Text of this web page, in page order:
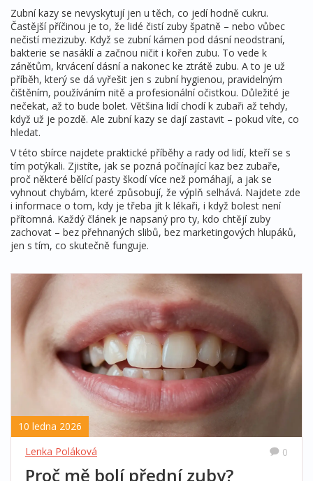
Zubní kazy se nevyskytují jen u těch, co jedí hodně cukru.
Častější příčinou je to, že lidé čistí zuby špatně – nebo vůbec
nečistí mezizuby. Když se zubní kámen pod dásní neodstraní,
bakterie se nasáklí a začnou ničit i kořen zubu. To vede k
zánětům, krvácení dásní a nakonec ke ztrátě zubu. A to je už
příběh, který se dá vyřešit jen s zubní hygienou, pravidelným
čištěním, používáním nitě a profesionální očistkou. Důležité je
nečekat, až to bude bolet. Většina lidí chodí k zubaři až tehdy,
když už je pozdě. Ale zubní kazy se dají zastavit – pokud víte, co
hledat.
V této sbírce najdete praktické příběhy a rady od lidí, kteří se s
tím potýkali. Zjistíte, jak se pozná počínající kaz bez zubaře,
proč některé bělící pasty škodí více než pomáhají, a jak se
vyhnout chybám, které způsobují, že výplň selhává. Najdete zde
i informace o tom, kdy je třeba jít k lékaři, i když bolest není
přítomná. Každý článek je napsaný pro ty, kdo chtějí zuby
zachovat – bez přehnaných slibů, bez marketingových hlupáků,
jen s tím, co skutečně funguje.
10 ledna 2026
Lenka Poláková
0
Proč mě bolí přední zuby?